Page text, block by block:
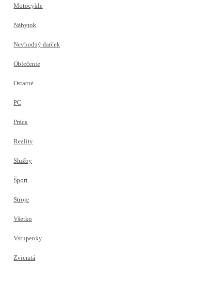
Motocykle
Nábytok
Nevhodný darček
Oblečenie
Ostatné
PC
Práca
Reality
Služby
Šport
Stroje
Všetko
Vstupenky
Zvieratá